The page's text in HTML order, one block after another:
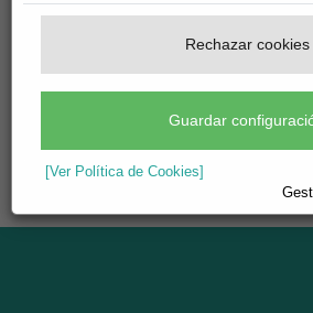
Rechazar cookies
Guardar
[Ver Política de Cookies]
ACTA DE LA SESION
EXTRAORDINARIA 15-
06-2016.pdf
228